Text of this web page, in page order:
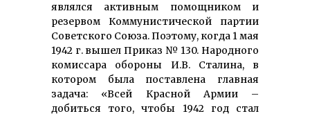
являлся активным помощником и
резервом Коммунистической партии
Советского Союза. Поэтому, когда 1 мая
1942 г. вышел Приказ № 130. Народного
комиссара обороны И.В. Сталина, в
котором была поставлена главная
задача: «Всей Красной Армии –
добиться того, чтобы 1942 год стал